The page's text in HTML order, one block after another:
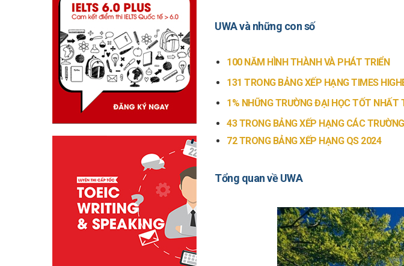
UWA và những con số
100 NĂM HÌNH THÀNH VÀ PHÁT TRIỂN
131 TRONG BẢNG XẾP HẠNG TIMES
1% NHỮNG TRƯỜNG ĐẠI HỌC TỐT NHẤT
43 TRONG BẢNG XẾP HẠNG CÁC
72 TRONG BẢNG XẾP HẠNG QS 2024
Tổng quan về UWA